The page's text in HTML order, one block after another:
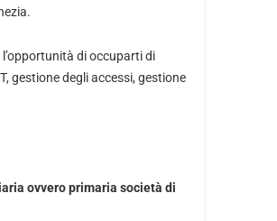
di occuparti di
gestione degli accessi, gestione
ovvero primaria società di